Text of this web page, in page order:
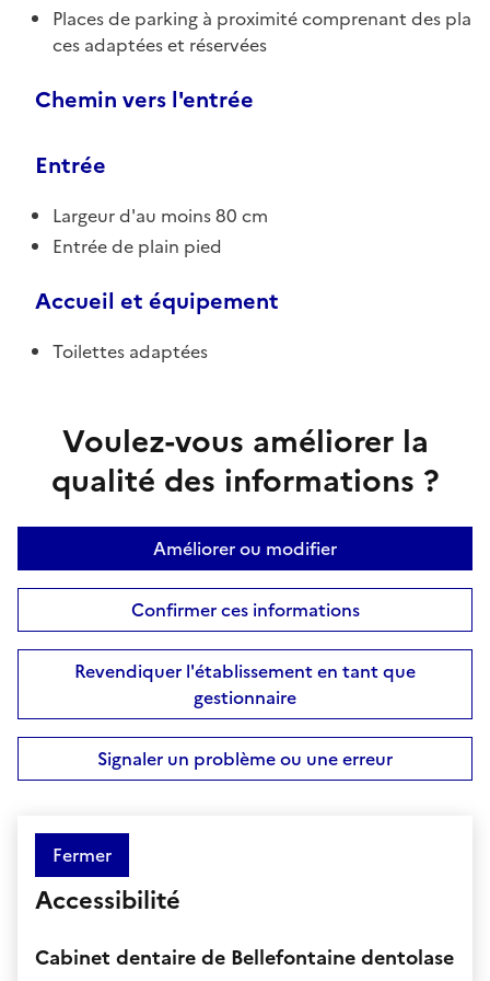
Places de parking à proximité comprenant des pla
ces adaptées et réservées
Chemin vers l'entrée
Entrée
Largeur d'au moins 80 cm
Entrée de plain pied
Accueil et équipement
Toilettes adaptées
Voulez-vous améliorer la
qualité des informations ?
Améliorer ou modifier
Confirmer ces informations
Revendiquer l'établissement en tant que
gestionnaire
Signaler un problème ou une erreur
Fermer
Accessibilité
Cabinet dentaire de Bellefontaine dentolase